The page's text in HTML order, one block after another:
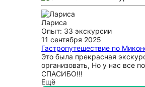
Лариса
Опыт: 33 экскурсии
11 сентября 2025
Гастропутешествие по
Это была прекрасная
организовать, Но у нас все
СПАСИБО!!!
Ещё